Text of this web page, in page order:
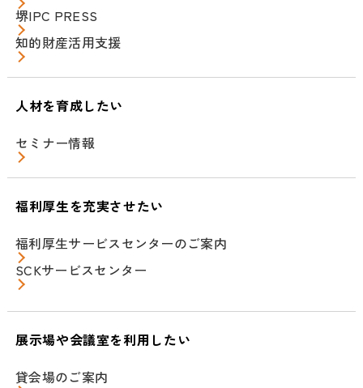
堺IPC PRESS
知的財産活用支援
人材を育成したい
セミナー情報
福利厚生を充実させたい
福利厚生サービスセンターのご案内
SCKサービスセンター
展示場や会議室を利用したい
貸会場のご案内